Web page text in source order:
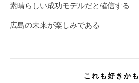
素晴らしい成功モデルだと確信する
広島の未来が楽しみである
これも好きかも